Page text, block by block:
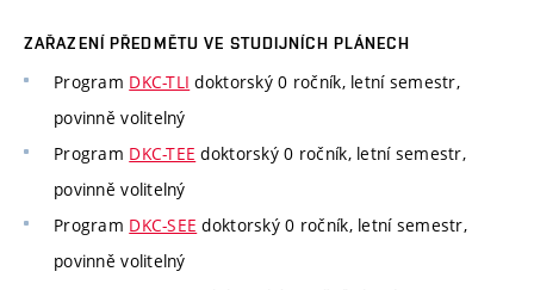
ZAŘAZENÍ PŘEDMĚTU VE STUDIJNÍCH PLÁNECH
Program DKC-TLI doktorský 0 ročník, letní semestr,
povinně volitelný
Program DKC-TEE doktorský 0 ročník, letní semestr,
povinně volitelný
Program DKC-SEE doktorský 0 ročník, letní semestr,
povinně volitelný